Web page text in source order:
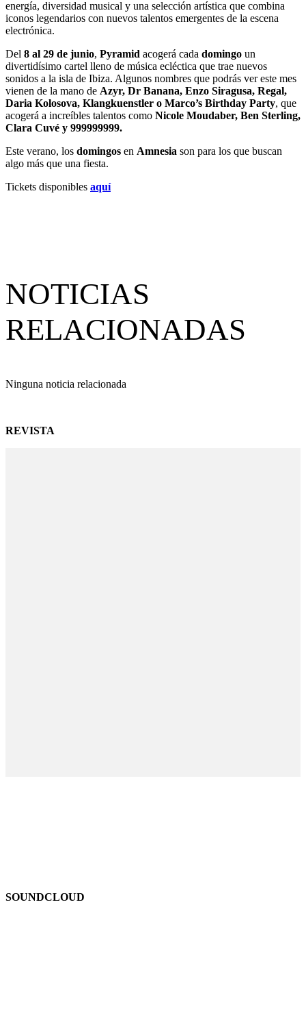
energía, diversidad musical y una selección artística que combina
iconos legendarios con nuevos talentos emergentes de la escena
electrónica.
Del 8 al 29 de junio, Pyramid acogerá cada domingo un
divertidísimo cartel lleno de música ecléctica que trae nuevos
sonidos a la isla de Ibiza. Algunos nombres que podrás ver este mes
vienen de la mano de Azyr, Dr Banana, Enzo Siragusa, Regal,
Daria Kolosova, Klangkuenstler o Marco’s Birthday Party, que
acogerá a increíbles talentos como Nicole Moudaber, Ben Sterling,
Clara Cuvé y 999999999.
Este verano, los domingos en Amnesia son para los que buscan
algo más que una fiesta.
Tickets disponibles aquí
NOTICIAS
RELACIONADAS
Ninguna noticia relacionada
REVISTA
SOUNDCLOUD